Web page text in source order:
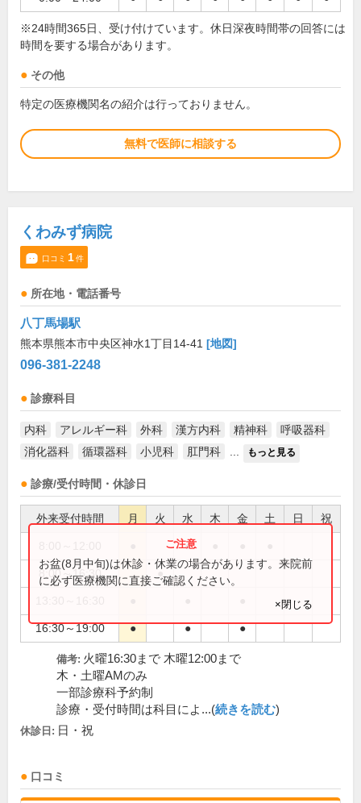
※24時間365日、受け付けています。休日深夜時間帯の回答には
時間を要する場合があります。
その他
特定の医療機関名の紹介は行っておりません。
無料で医師に相談する
くわみず病院
口コミ 1件
所在地・電話番号
八丁馬場駅
熊本県熊本市中央区神水1丁目14-41 [地図]
096-381-2248
診療科目
内科 アレルギー科 外科 漢方内科 精神科
呼吸器科
消化器科
循環器科 小児科 肛門科 もっと見る
診療/受付時間・休診日
外来受付時間 月 火 水 木 金 土 日 祝
●
8:00～16:30 ●
16:30～19:00 ● ● ●
お盆(8月中旬)は休診・休業の場合があります。来院前
に必ず医療機関に直接ご確認ください。
×閉じる
備考: 火曜16:30まで 木曜12:00まで
木・土曜AMのみ
一部診療科予約制
診療・受付時間は科目によ...(続きを読む)
休診日: 日・祝
口コミ